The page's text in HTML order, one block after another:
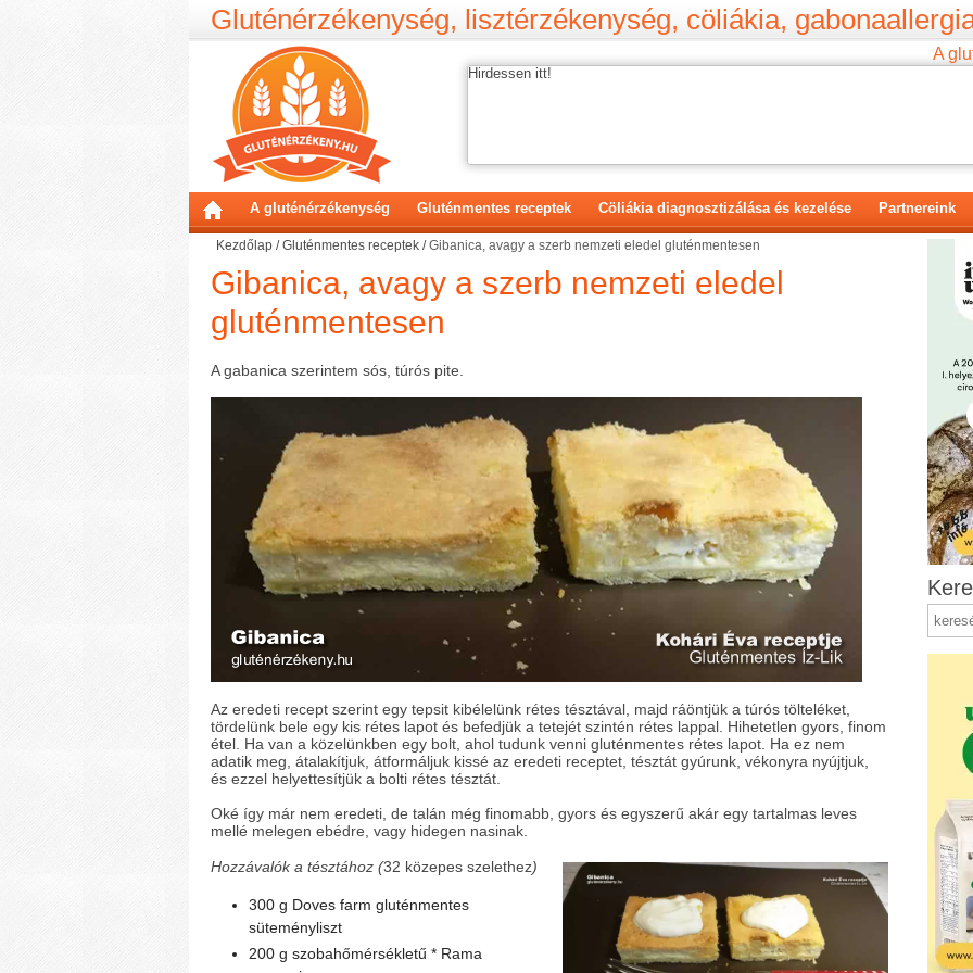
Gluténérzékenység, lisztérzékenység, cöliákia,
A
Hirdessen itt!
A gluténérzékenység Gluténmentes receptek Cöliákia diagnosztizálása és kezelése Partnereink
Kezdőlap /Gluténmentes receptek /Gibanica, avagy a szerb nemzeti eledel gluténmentesen
Gibanica, avagy a szerb nemzeti eledel
gluténmentesen
A gabanica szerintem sós, túrós pite.
Az eredeti recept szerint egy tepsit kibélelünk rétes tésztával, majd ráöntjük a túrós tölteléket,
tördelünk bele egy kis rétes lapot és befedjük a tetejét szintén rétes lappal. Hihetetlen gyors, finom
étel. Ha van a közelünkben egy bolt, ahol tudunk venni gluténmentes rétes lapot. Ha ez nem
adatik meg, átalakítjuk, átformáljuk kissé az eredeti receptet, tésztát gyúrunk, vékonyra nyújtjuk,
és ezzel helyettesítjük a bolti rétes tésztát.
Oké így már nem eredeti, de talán még finomabb, gyors és egyszerű akár egy tartalmas leves
mellé melegen ebédre, vagy hidegen nasinak.
Hozzávalók a tésztához (32 közepes szelethez)
300 g Doves farm gluténmentes
süteményliszt
200 g szobahőmérsékletű * Rama